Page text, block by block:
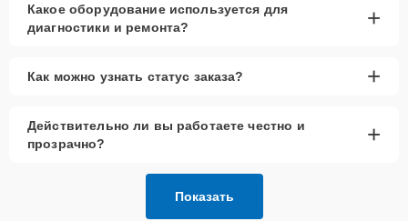
Какое оборудование используется для
диагностики и ремонта?
+
Как можно узнать статус заказа? +
Действительно ли вы работаете честно и
прозрачно?
+
Показать